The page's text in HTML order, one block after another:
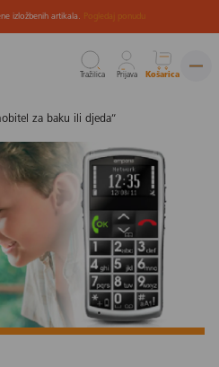
izložbenih artikala. Pogledaj ponudu
Tražilica Prijava Košarica
za baku ili djeda“